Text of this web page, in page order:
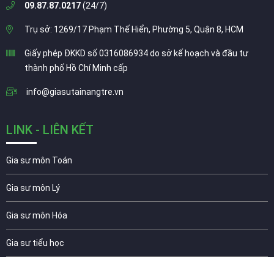
09.87.87.0217(24/7)
Trụ sở: 1269/17 Phạm Thế Hiển, Phường 5, Quận 8, HCM
Giấy phép ĐKKD số 0316086934 do sở kế hoạch và đầu tư
thành phố Hồ Chí Minh cấp
info@giasutainangtre.vn
LINK - LIÊN KẾT
Gia sư môn Toán
Gia sư môn Lý
Gia sư môn Hóa
Gia sư tiểu học